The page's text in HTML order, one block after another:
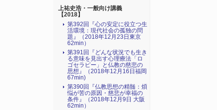
上祐史浩・一般向け講義
【2018】
第392回『心の安定に役立つ生
活環境：現代社会の孤独の問
題』（2018年12月23日東京
62min）
第391回『どんな状況でも生き
る意味を見出す心理療法「ロ
ゴセラピー」と仏教の慈悲の
思想』（2018年12月16日福岡
67min)
第390回『仏教思想の精髄：煩
悩が苦の原因・慈悲が幸福の
条件』（2018年12月9日 大阪
62min）